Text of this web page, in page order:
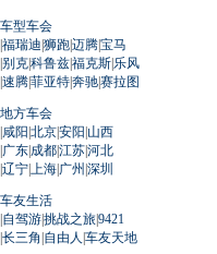
车型车会
|福瑞迪|狮跑|迈腾|宝马
|别克|科鲁兹|福克斯|乐风
|速腾|菲亚特|奔驰|赛拉图
地方车会
|咸阳|北京|安阳|山西
|广东|成都|江苏|河北
|辽宁| 上海|广州 |深圳
车友生活
|自驾游|挑战之旅|9421
|长三角 |自由人 |车友天地